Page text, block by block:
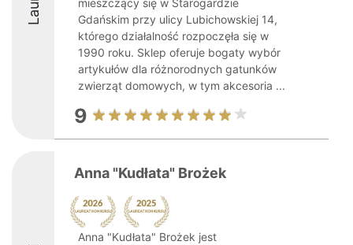
mieszczący się w Starogardzie
Gdańskim przy ulicy Lubichowskiej 14,
którego działalność rozpoczęła się w
1990 roku. Sklep oferuje bogaty wybór
artykułów dla różnorodnych gatunków
zwierząt domowych, w tym akcesoria ...
9
Anna "Kudłata" Brożek
Anna "Kudłata" Brożek jest